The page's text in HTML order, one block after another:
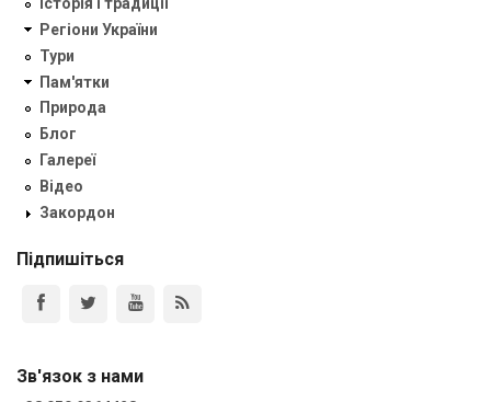
Регіони України
Тури
Пам'ятки
Природа
Блог
Галереї
Відео
Закордон
Підпишіться
Зв'язок з нами